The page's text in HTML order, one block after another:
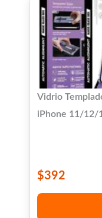
Vidrio
iPhone 11/
$392